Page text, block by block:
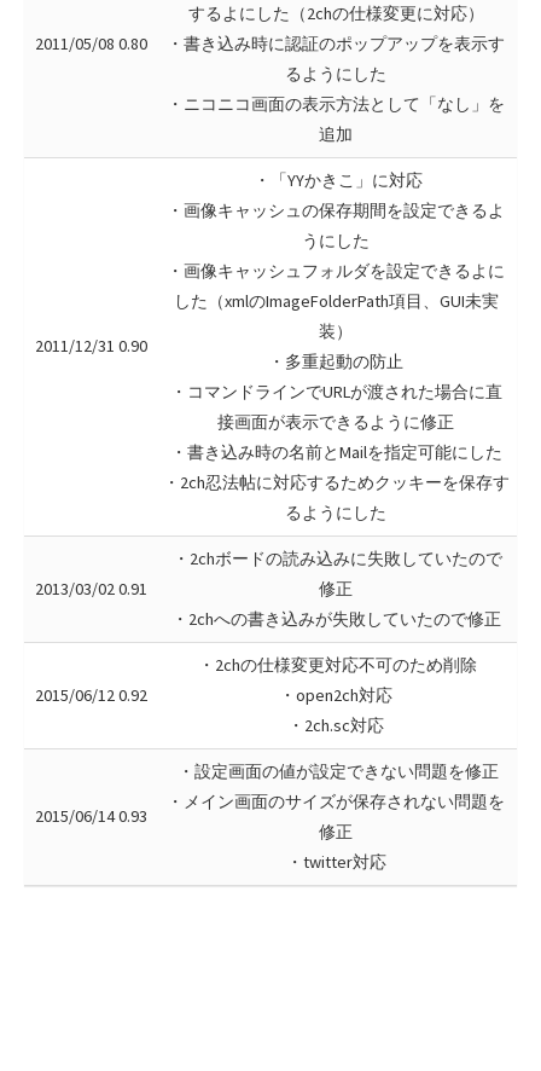
2011/05/08 0.80
するよにした（2chの仕様変更に対応）
・書き込み時に認証のポップアップを表示す
るようにした
・ニコニコ画面の表示方法として「なし」を
追加
2011/12/31 0.90
・「YYかきこ」に対応
・画像キャッシュの保存期間を設定できるよ
うにした
・画像キャッシュフォルダを設定できるよに
した（xmlのImageFolderPath項目、GUI未実
装）
・多重起動の防止
・コマンドラインでURLが渡された場合に直
接画面が表示できるように修正
・書き込み時の名前とMailを指定可能にした
・2ch忍法帖に対応するためクッキーを保存す
るようにした
2013/03/02 0.91
・2chボードの読み込みに失敗していたので
修正
・2chへの書き込みが失敗していたので修正
2015/06/12 0.92
・2chの仕様変更対応不可のため削除
・open2ch対応
・2ch.sc対応
2015/06/14 0.93
・設定画面の値が設定できない問題を修正
・メイン画面のサイズが保存されない問題を
修正
・twitter対応